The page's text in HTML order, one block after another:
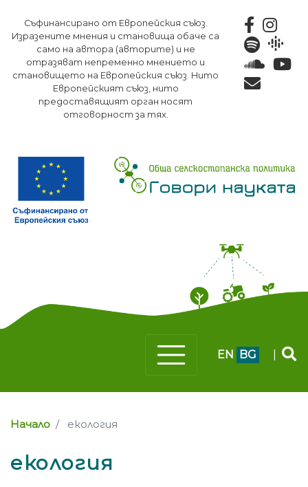
към
основното
съдържание
Съфинансирано от Европейския съюз.
Изразените мнения и становища обаче са
само на автора (авторите) и не
отразяват непременно мнението и
становището на Европейския съюз. Нито
Европейският съюз, нито
предоставящият орган носят
отговорност за тях.
EN BG
Начало екология
екология